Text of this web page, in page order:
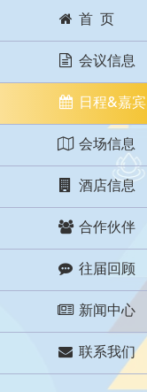
首 页
会议信息
日程&嘉宾
会场信息
酒店信息
合作伙伴
往届回顾
新闻中心
联系我们